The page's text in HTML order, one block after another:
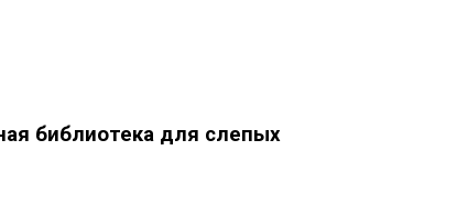
библиотека для слепых